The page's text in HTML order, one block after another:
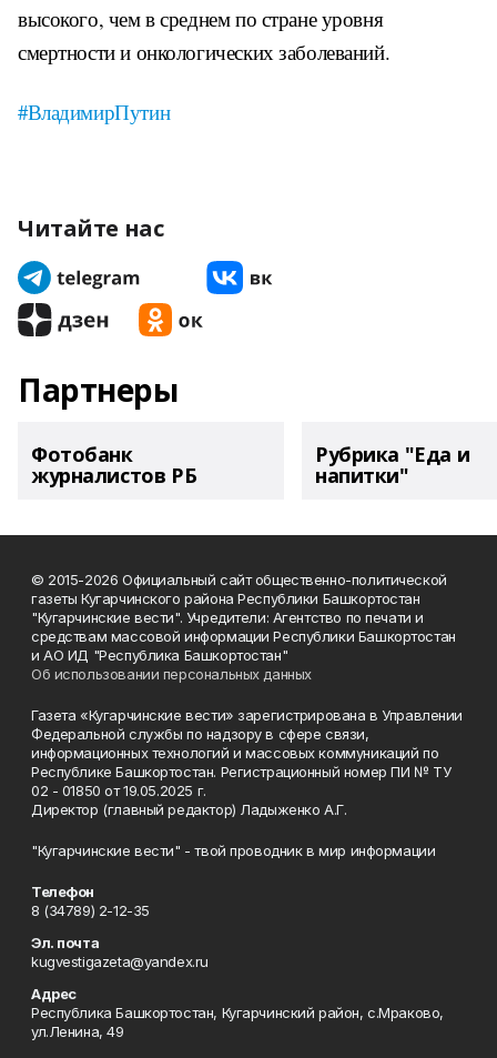
высокого, чем в среднем по стране уровня
смертности и онкологических заболеваний.
#ВладимирПутин
Читайте нас
Партнеры
Фотобанк
журналистов РБ
Рубрика "Еда и
напитки"
© 2015-2026 Официальный сайт общественно-политической
газеты Кугарчинского района Республики Башкортостан
"Кугарчинские вести". Учредители: Агентство по печати и
средствам массовой информации Республики Башкортостан
и АО ИД "Республика Башкортостан"
Об использовании персональных данных
Газета «Кугарчинские вести» зарегистрирована в Управлении
Федеральной службы по надзору в сфере связи,
информационных технологий и массовых коммуникаций по
Республике Башкортостан. Регистрационный номер ПИ № ТУ
02 - 01850 от 19.05.2025 г.
Директор (главный редактор) Ладыженко А.Г.
"Кугарчинские вести" - твой проводник в мир информации
Телефон
8 (34789) 2-12-35
Эл. почта
kugvestigazeta@yandex.ru
Адрес
Республика Башкортостан, Кугарчинский район, с.Мраково,
ул.Ленина, 49